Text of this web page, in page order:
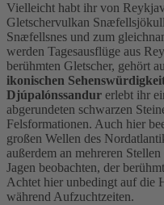
Vielleicht habt ihr von
Gletschervulkan
Snæfellsnes und zum
werden Tagesausflüge aus
berühmten Gletscher, gehört
ikonischen
Djúpalónssandur erlebt ihr
abgerundeten schwarzen
Felsformationen. Auch hier
großen Wellen des
außerdem an mehreren
Jagen beobachten, der
Achtet hier unbedingt auf die
während Aufzuchtzeiten.